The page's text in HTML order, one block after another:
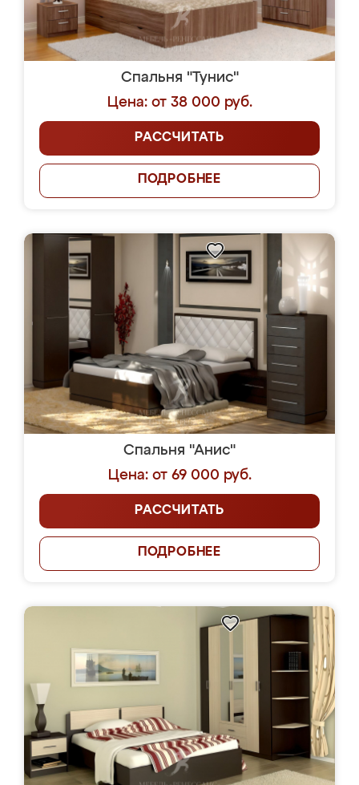
Спальня "Тунис"
Цена: от 38 000 руб.
РАССЧИТАТЬ
ПОДРОБНЕЕ
Спальня "Анис"
Цена: от 69 000 руб.
РАССЧИТАТЬ
ПОДРОБНЕЕ